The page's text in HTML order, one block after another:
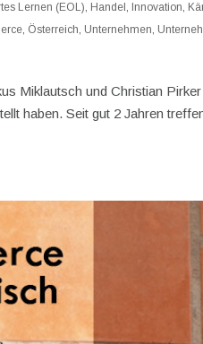
Lernen (EOL), Handel , Innovation,
, Österreich, Unternehmen,
Miklautsch und Christian
haben. Seit gut 2 Jahren